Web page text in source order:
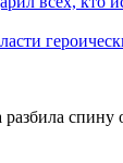
разбила спину